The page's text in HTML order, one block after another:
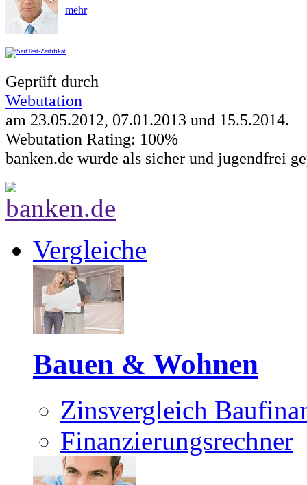
mehr
Geprüft durch
Webutation
am 23.05.2012, 07.01.2013 und 15.5.2014.
Webutation Rating: 100%
banken.de wurde als sicher und jugendfrei
Vergleiche
Bauen & Wohnen
Zinsvergleich
Finanzierungsrechner